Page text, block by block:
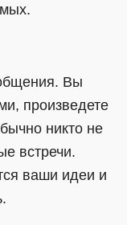
Вы
произведете
никто не
встречи.
ваши идеи и